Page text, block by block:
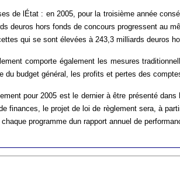
de lÉtat : en 2005, pour la troisième année
deuros hors fonds de concours progressent au
qui se sont élevées à 243,3 milliards deuros
comporte également les mesures
du budget général, les profits et pertes des
pour 2005 est le dernier à être présenté
finances, le projet de loi de règlement sera, à
programme dun rapport annuel de